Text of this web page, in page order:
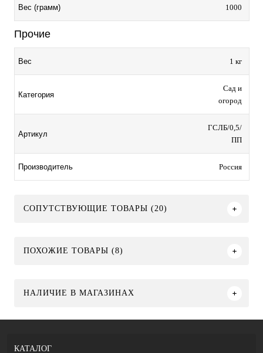
Вес (грамм) 1000
Прочие
Вес 1 кг
Категория
Сад и
огород
Артикул
ГСЛБ/0,5/
ПП
Производитель Россия
СОПУТСТВУЮЩИЕ ТОВАРЫ (20)
ПОХОЖИЕ ТОВАРЫ (8)
НАЛИЧИЕ В МАГАЗИНАХ
КАТАЛОГ